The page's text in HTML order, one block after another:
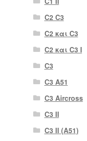
C2 C3
C2 και C3
C2 και C3 I
C3
C3 A51
C3 Aircross
C3 II
C3 II (A51)